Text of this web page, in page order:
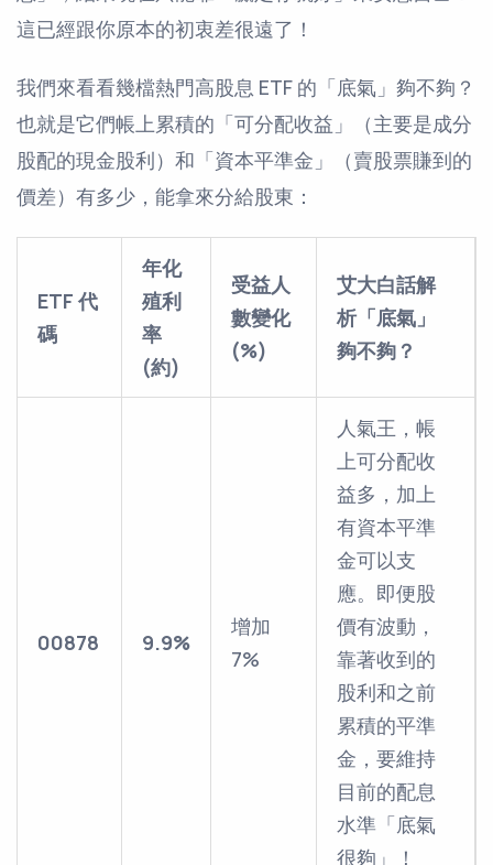
這已經跟你原本的初衷差很遠了！
我們來看看幾檔熱門高股息 ETF 的「底氣」夠不夠？
也就是它們帳上累積的「可分配收益」（主要是成分
股配的現金股利）和「資本平準金」（賣股票賺到的
價差）有多少，能拿來分給股東：
ETF 代
碼
年化
殖利
率
(約)
受益人
數變化
(%)
艾大白話解
析「底氣」
夠不夠？
00878 9.9%
增加
7%
人氣王，帳
上可分配收
益多，加上
有資本平準
金可以支
應。即便股
價有波動，
靠著收到的
股利和之前
累積的平準
金，要維持
目前的配息
水準「底氣
很夠」！